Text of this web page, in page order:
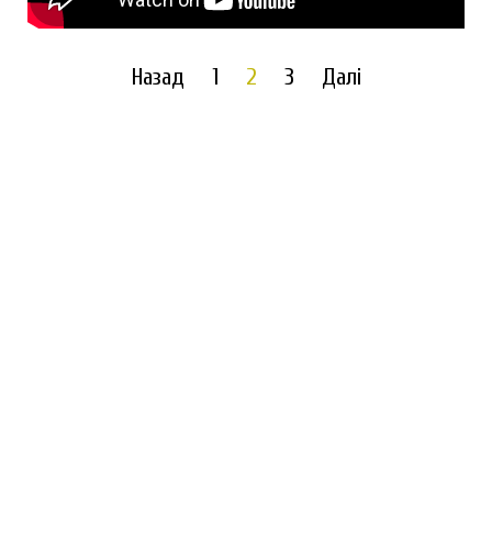
Назад 1 2 3 Далі